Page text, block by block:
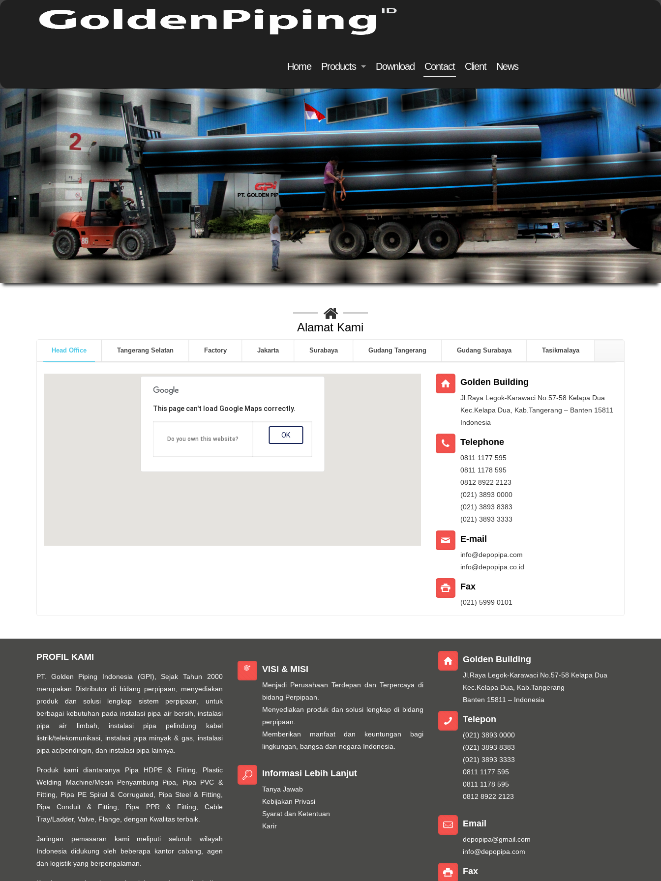
Home Products Download Contact Client News
Alamat Kami
Head Office Tangerang Selatan Factory Jakarta Surabaya Gudang Tangerang Gudang Surabaya Tasikmalaya
This page can't load Google Maps correctly.
Do you own this website? OK
Golden Building
Jl.Raya Legok-Karawaci No.57-58 Kelapa Dua
Kec.Kelapa Dua, Kab.Tangerang – Banten 15811
Indonesia
Telephone
0811 1177 595
0811 1178 595
0812 8922 2123
(021) 3893 0000
(021) 3893 8383
(021) 3893 3333
E-mail
info@depopipa.com
info@depopipa.co.id
Fax
(021) 5999 0101
PROFIL KAMI
PT. Golden Piping Indonesia (GPI), Sejak Tahun 2000
merupakan Distributor di bidang perpipaan, menyediakan
produk dan solusi lengkap sistem perpipaan, untuk
berbagai kebutuhan pada instalasi pipa air bersih, instalasi
pipa air limbah, instalasi pipa pelindung kabel
listrik/telekomunikasi, instalasi pipa minyak & gas, instalasi
pipa ac/pendingin, dan instalasi pipa lainnya.
Produk kami diantaranya Pipa HDPE & Fitting, Plastic
Welding Machine/Mesin Penyambung Pipa, Pipa PVC &
Fitting, Pipa PE Spiral & Corrugated, Pipa Steel & Fitting,
Pipa Conduit & Fitting, Pipa PPR & Fitting, Cable
Tray/Ladder, Valve, Flange, dengan Kwalitas terbaik.
Jaringan pemasaran kami meliputi seluruh wilayah
Indonesia didukung oleh beberapa kantor cabang, agen
dan logistik yang berpengalaman.
VISI & MISI
Menjadi Perusahaan Terdepan dan Terpercaya di
bidang Perpipaan.
Menyediakan produk dan solusi lengkap di bidang
perpipaan.
Memberikan manfaat dan keuntungan bagi
lingkungan, bangsa dan negara Indonesia.
Informasi Lebih Lanjut
Tanya Jawab
Kebijakan Privasi
Syarat dan Ketentuan
Karir
Golden Building
Jl.Raya Legok-Karawaci No.57-58 Kelapa Dua
Kec.Kelapa Dua, Kab.Tangerang
Banten 15811 – Indonesia
Telepon
(021) 3893 0000
(021) 3893 8383
(021) 3893 3333
0811 1177 595
0811 1178 595
0812 8922 2123
Email
depopipa@gmail.com
info@depopipa.com
Fax